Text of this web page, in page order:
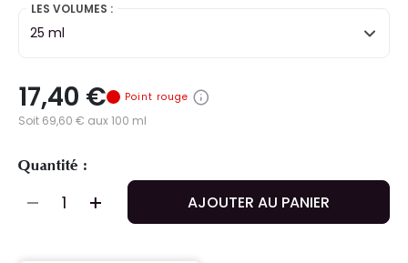
LES VOLUMES :
25 ml
17,40 € Point rouge
Soit 69,60 € aux 100 ml
Quantité :
AJOUTER AU PANIER